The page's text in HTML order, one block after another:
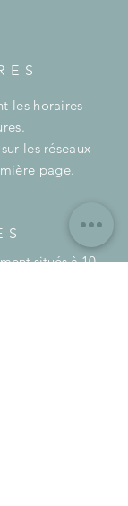
les horaires
les réseaux
page.
situés à 10